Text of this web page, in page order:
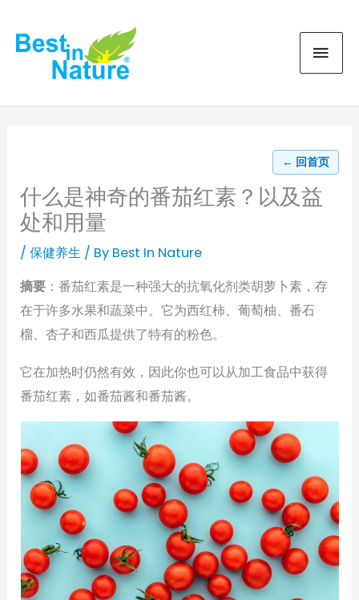
content
← 回首页
什么是神奇的番茄红素？以及益
处和用量
/保健养生 / By Best In Nature
摘要 ：番茄红素是一种强大的抗氧化剂类胡萝卜素，存
在于许多水果和蔬菜中。它为西红柿、葡萄柚、番石
榴、杏子和西瓜提供了特有的粉色。
它在加热时仍然有效，因此你也可以从加工食品中获得
番茄红素，如番茄酱和番茄酱。